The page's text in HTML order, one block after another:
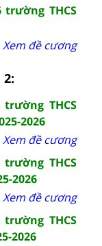
THCS
Xem đề cương
THCS
2026
Xem đề cương
THCS
2026
Xem đề cương
THCS
2026